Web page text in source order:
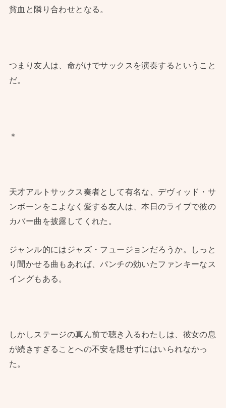
貧血と隣り合わせとなる。
つまり友人は、命がけでサックスを演奏するということ
だ。
＊
天才アルトサックス奏者として有名な、デヴィッド・サ
ンボーンをこよなく愛する友人は、本日のライブで彼の
カバー曲を披露してくれた。
ジャンル的にはジャズ・フュージョンだろうか。しっと
り聞かせる曲もあれば、パンチの効いたファンキーなス
イングもある。
しかしステージの真ん前で聴き入るわたしは、彼女の息
が続きすぎることへの不安を隠せずにはいられなかっ
た。